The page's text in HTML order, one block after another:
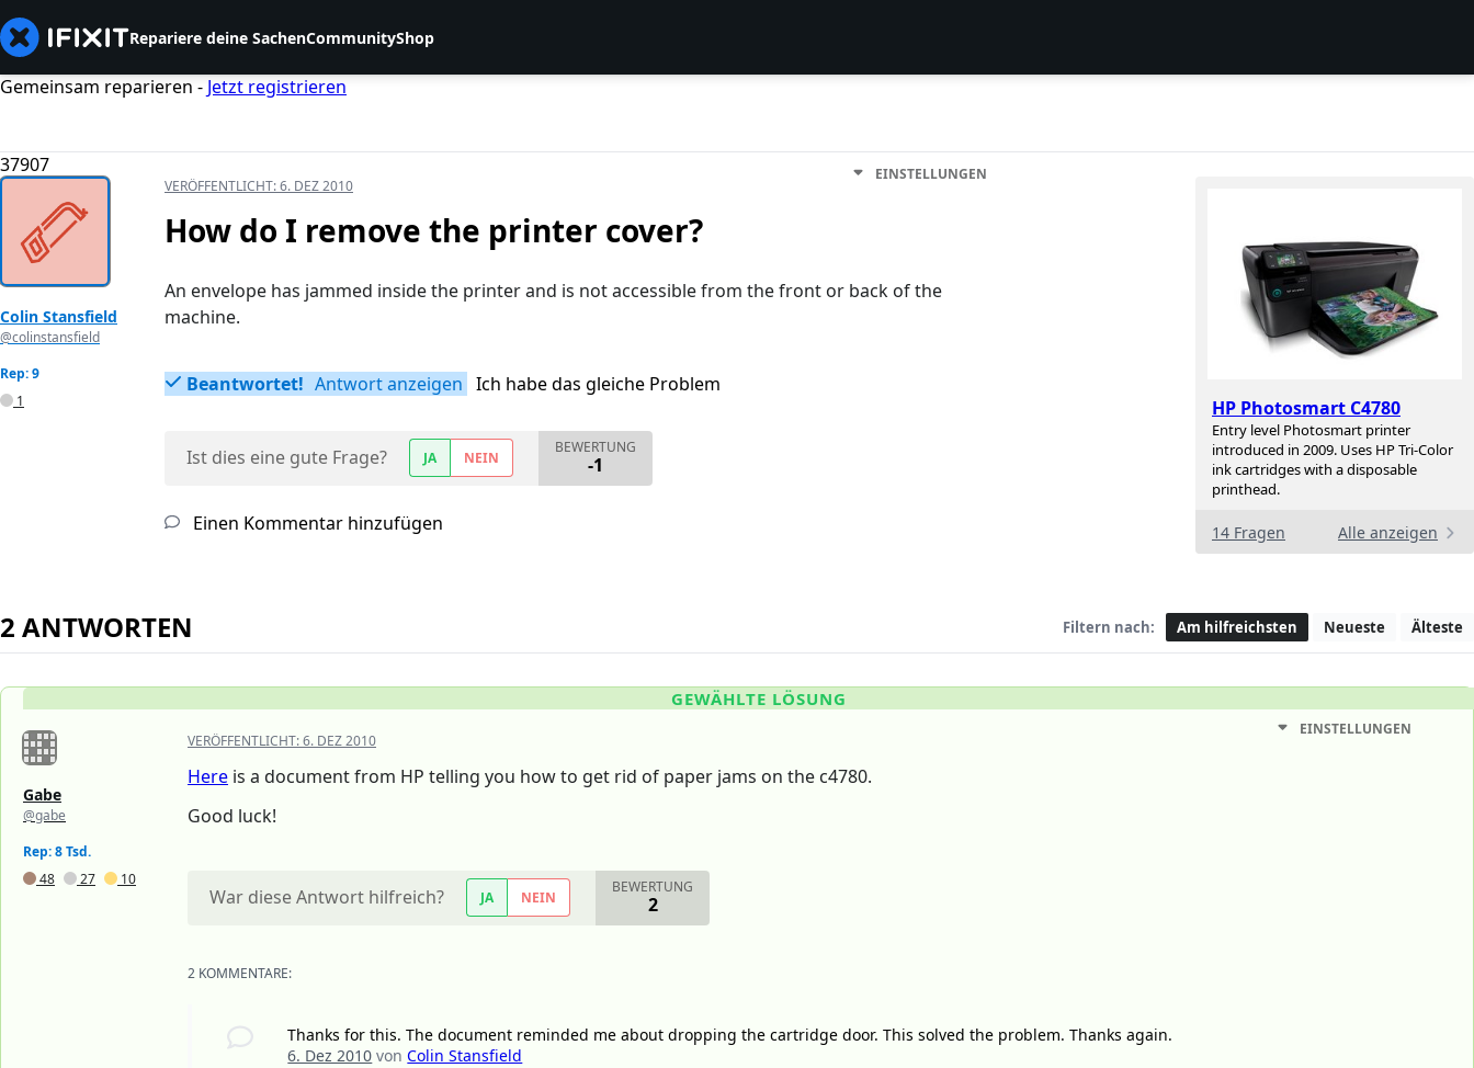
Repariere deine SachenCommunityShop
Gemeinsam reparieren - Jetzt registrieren
37907
HP Photosmart C4780
Entry level Photosmart printer
introduced in 2009. Uses HP Tri-Color
ink cartridges with a disposable
printhead.
14 Fragen Alle anzeigen
Colin Stansfield
@colinstansfield
Rep: 9
1
VERÖFFENTLICHT:6. DEZ 2010
EINSTELLUNGEN
How do I remove the printer cover?
An envelope has jammed inside the printer and is not accessible from the front or back of the
machine.
Beantwortet! Antwort anzeigen Ich habe das gleiche Problem
Ist dies eine gute Frage? JA NEIN
BEWERTUNG
-1
Einen Kommentar hinzufügen
2 ANTWORTEN Filtern nach: Am hilfreichsten Neueste Älteste
GEWÄHLTE LÖSUNG
Gabe
@gabe
Rep: 8 Tsd.
48
27 10
VERÖFFENTLICHT:6. DEZ 2010
EINSTELLUNGEN
Here is a document from HP telling you how to get rid of paper jams on the c4780.
Good luck!
War diese Antwort hilfreich? JA NEIN
BEWERTUNG
2
2 KOMMENTARE:
Thanks for this. The document reminded me about dropping the cartridge door. This solved the problem. Thanks again.
6. Dez 2010 vonColin Stansfield